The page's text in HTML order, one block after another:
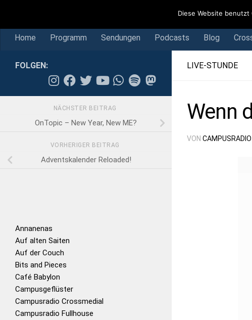
Podcasts Blog
Home Programm Sendungen Podcasts Blog
LIVE-STUNDE
Wenn
VON
FOLGEN:
NÄCHSTER BEITRAG
OnTopic – New Year, New ME?
VORHERIGER BEITRAG
Adventskalender Reloaded!
Annanenas
Auf alten Saiten
Auf der Couch
Bits and Pieces
Café Babylon
Campusgeflüster
Campusradio Crossmedial
Campusradio Fullhouse
Diese Website benutzt